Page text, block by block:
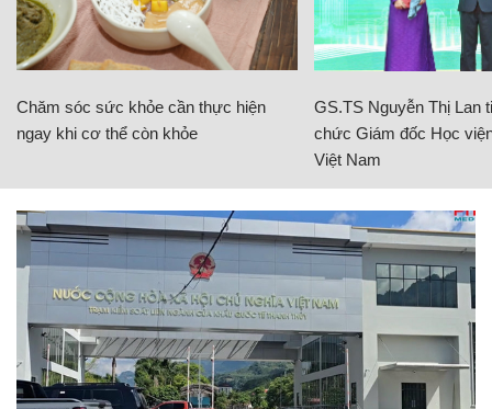
Chăm sóc sức khỏe cần thực hiện
ngay khi cơ thể còn khỏe
GS.TS Nguyễn Thị Lan
chức Giám đốc Học
Việt Nam